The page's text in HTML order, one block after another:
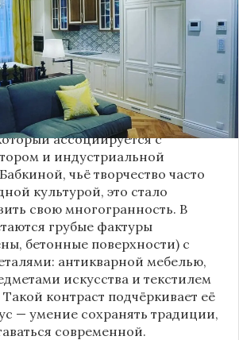
современный стиль лофт.
настоящим откровением,
её умение сочетать классику
Подробности о
канал “DOMEO | РЕМОНТ
2.
ассоциируется с
и индустриальной
чьё творчество часто
культурой, это стало
свою многогранность. В
грубые фактуры
бетонные поверхности) с
антикварной мебелью,
искусства и текстилем
контраст подчёркивает её
— умение сохранять традиции,
современной.